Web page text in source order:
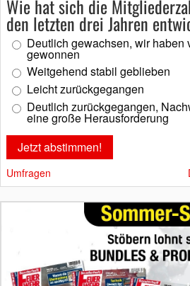
Wie hat sich die
den letzten drei Jahren
Deutlich gewachsen, wir haben
gewonnen
Weitgehend stabil geblieben
Leicht zurückgegangen
Deutlich zurückgegangen,
eine große Herausforderung
Umfragen